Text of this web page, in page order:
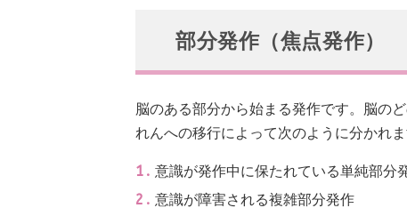
部分発作（焦点発作）
脳のある部分から始まる発作です。脳の
れんへの移行によって次のように分かれ
意識が発作中に保たれている単純部分
意識が障害される複雑部分発作